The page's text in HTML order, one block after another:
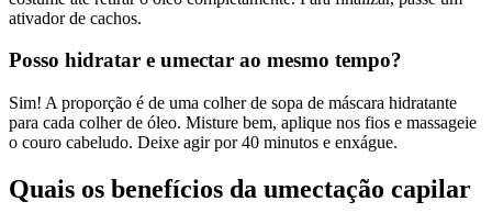
ativador de cachos.
Posso hidratar e umectar ao mesmo tempo?
Sim! A proporção é de uma colher de sopa de máscara hidratante
para cada colher de óleo. Misture bem, aplique nos fios e massageie
o couro cabeludo. Deixe agir por 40 minutos e enxágue.
Quais os benefícios da umectação capilar